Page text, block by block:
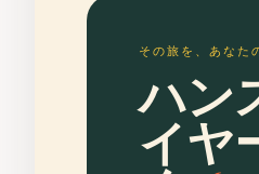
その旅を、あなた
ハン
イヤ